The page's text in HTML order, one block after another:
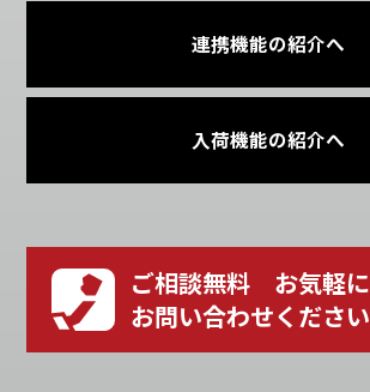
連携機能の紹介へ
入荷機能の紹介へ
ご相談無料 お気軽に
お問い合わせください